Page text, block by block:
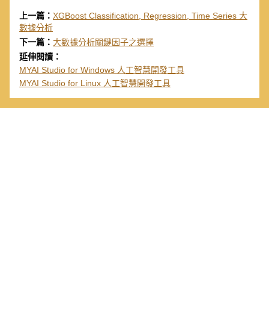
上一篇： XGBoost Classification, Regression, Time Series 大
數據分析
下一篇： 大數據分析關鍵因子之選擇
延伸閱讀：
MYAI Studio for Windows 人工智慧開發工具
MYAI Studio for Linux 人工智慧開發工具